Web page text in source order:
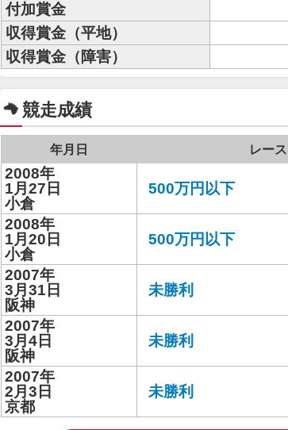
付加賞金
収得賞金（平地）
収得賞金（障害）
競走成績
年月日 レース
2008年
1月27日
小倉
500万円以下
2008年
1月20日
小倉
500万円以下
2007年
3月31日
阪神
未勝利
2007年
3月4日
阪神
未勝利
2007年
2月3日
京都
未勝利